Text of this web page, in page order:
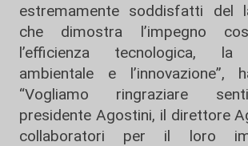
estremamente soddisfatti del
che dimostra l’impegno
l’efficienza tecnologica, la
ambientale e l’innovazione”,
“Vogliamo ringraziare
presidente Agostini, il direttore
collaboratori per il loro